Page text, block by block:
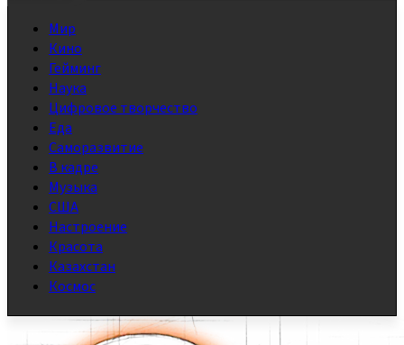
Мир
Кино
Гейминг
Наука
Цифровое творчество
Еда
Саморазвитие
В кадре
Музыка
США
Настроение
Красота
Казахстан
Космос